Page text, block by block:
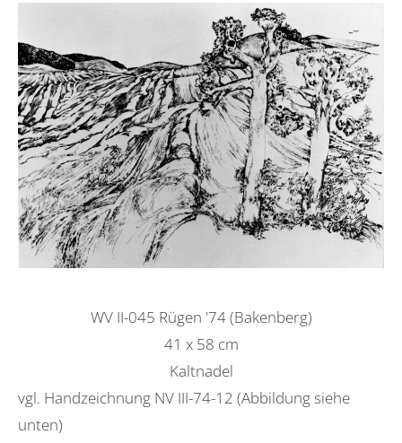
WV II-045 Rügen '74 (Bakenberg)
41 x 58 cm
Kaltnadel
vgl. Handzeichnung NV III-74-12 (Abbildung siehe
unten)